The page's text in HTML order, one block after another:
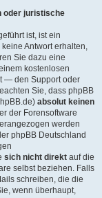
oder juristische
ist, ist ein
Antwort erhalten,
Sie dazu eine
kostenlosen
— den Support oder
Sie, dass phpBB
absolut keinen
der Forensoftware
werden
phpBB Deutschland
sich nicht direkt auf die
selbst beziehen. Falls
schreiben, die die
wenn überhaupt,